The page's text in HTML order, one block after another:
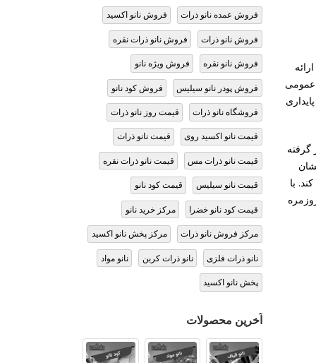
عمومی
گرفته
با
فروش عمده نانو ذرات فروش نانو اکسید
فروش نانو ذرات فروش نانو ذرات نقره
فروش نانو نقره فروش ویژه نانو
فروش پودر نانو سیلیس فروش کود نانو
فروشگاه نانو ذرات قیمت روز نانو ذرات
قیمت نانو اکسید روی قیمت نانو ذرات
قیمت نانو ذرات مس قیمت نانو ذرات نقره
قیمت نانو سیلیس قیمت کود نانو
قیمت کود نانو خضرا مرکز خرید نانو
مرکز فروش نانو ذرات مرکز پخش نانو اکسید
نانو ذرات فلزی نانو ذرات کربن نانو مواد
پخش نانو اکسید
آخرین محصولات